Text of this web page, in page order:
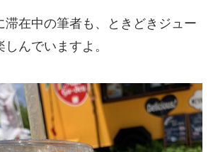
滞在中の筆者も、ときどきジュー
んでいますよ。